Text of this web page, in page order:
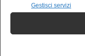
Gestisci servizi
indipendente.